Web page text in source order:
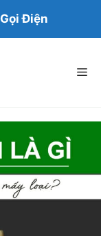
Gọi Điện